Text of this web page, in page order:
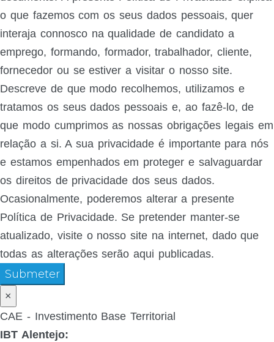
o que fazemos com os seus dados pessoais, quer
interaja connosco na qualidade de candidato a
emprego, formando, formador, trabalhador, cliente,
fornecedor ou se estiver a visitar o nosso site.
Descreve de que modo recolhemos, utilizamos e
tratamos os seus dados pessoais e, ao fazê-lo, de
que modo cumprimos as nossas obrigações legais em
relação a si. A sua privacidade é importante para nós
e estamos empenhados em proteger e salvaguardar
os direitos de privacidade dos seus dados.
Ocasionalmente, poderemos alterar a presente
Política de Privacidade. Se pretender manter-se
atualizado, visite o nosso site na internet, dado que
todas as alterações serão aqui publicadas.
Submeter
×
CAE - Investimento Base Territorial
IBT Alentejo: